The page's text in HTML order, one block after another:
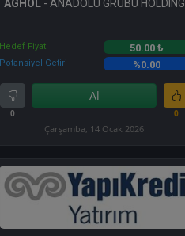
AGHOL- ANADOLU GRUBU HOLDING
Hedef Fiyat 50.00 ₺
Potansiyel Getiri %0.00
0
Al
0
Çarşamba, 14 Ocak 2026